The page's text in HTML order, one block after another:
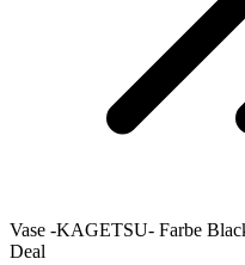
Vase -KAGETSU- Farbe
Deal